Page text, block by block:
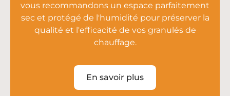
vous recommandons un espace parfaitement
sec et protégé de l'humidité pour préserver la
qualité et l'efficacité de vos granulés de
chauffage.
En savoir plus